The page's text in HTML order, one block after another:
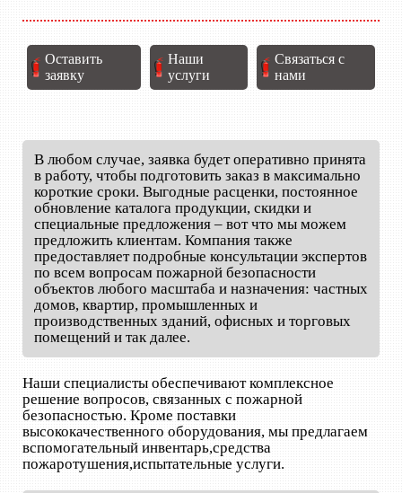
Оставить
заявку
Наши
услуги
Связаться с
нами
В любом случае, заявка будет оперативно принята
в работу, чтобы подготовить заказ в максимально
короткие сроки. Выгодные расценки, постоянное
обновление каталога продукции, скидки и
специальные предложения – вот что мы можем
предложить клиентам. Компания также
предоставляет подробные консультации экспертов
по всем вопросам пожарной безопасности
объектов любого масштаба и назначения: частных
домов, квартир, промышленных и
производственных зданий, офисных и торговых
помещений и так далее.
Наши специалисты обеспечивают комплексное
решение вопросов, связанных с пожарной
безопасностью. Кроме поставки
высококачественного оборудования, мы предлагаем
вспомогательный инвентарь,средства
пожаротушения,испытательные услуги.